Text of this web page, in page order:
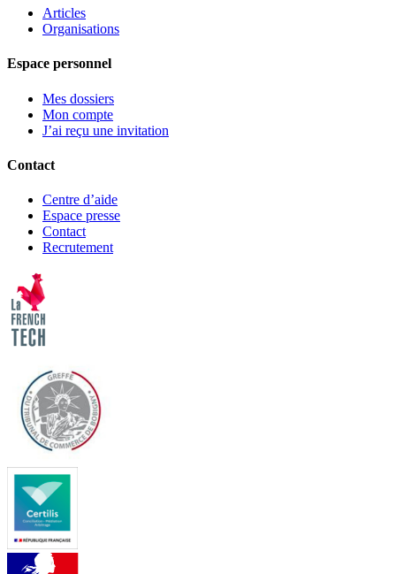
Articles
Organisations
Espace personnel
Mes dossiers
Mon compte
J’ai reçu une invitation
Contact
Centre d’aide
Espace presse
Contact
Recrutement